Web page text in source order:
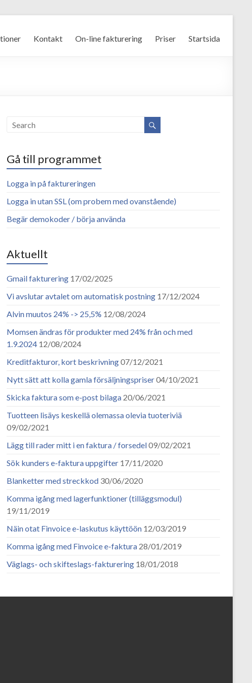
Kontakt On-line fakturering Priser Startsida
Gå till programmet
Logga in på faktureringen
Logga in utan SSL (om probem med ovanstående)
Begär demokoder / börja använda
Aktuellt
Gmail fakturering 17/02/2025
Vi avslutar avtalet om automatisk postning 17/12/2024
Alvin muutos 24% -> 25,5% 12/08/2024
Momsen ändras för produkter med 24% från och med
1.9.2024 12/08/2024
Kreditfakturor, kort beskrivning07/12/2021
Nytt sätt att kolla gamla försäljningspriser04/10/2021
Skicka faktura som e-post bilaga 20/06/2021
Tuotteen lisäys keskellä olemassa olevia tuoteriviä
09/02/2021
Lägg till rader mitt i en faktura / forsedel09/02/2021
Sök kunders e-faktura uppgifter 17/11/2020
Blanketter med streckkod 30/06/2020
Komma igång med lagerfunktioner (tilläggsmodul)
19/11/2019
Näin otat Finvoice e-laskutus käyttöön 12/03/2019
Komma igång med Finvoice e-faktura 28/01/2019
Väglags- och skifteslags-fakturering 18/01/2018